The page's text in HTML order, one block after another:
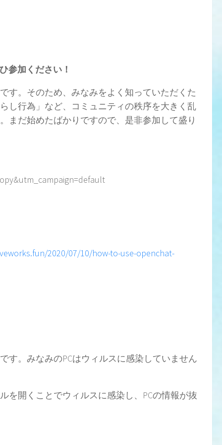
加ください！
す。そのため、みなみをよく知っていただくた
し行為」など、コミュニティの秩序を大きく乱
まだ始めたばかりですので、是非参加して盛り
2020/07/10/how-to-use-openchat-
す。みなみのPCはウィルスに感染していません
を開くことでウィルスに感染し、PCの情報が抜